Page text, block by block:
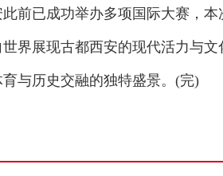
已成功举办多项国际大赛，本
界展现古都西安的现代活力与
与历史交融的独特盛景。(完)